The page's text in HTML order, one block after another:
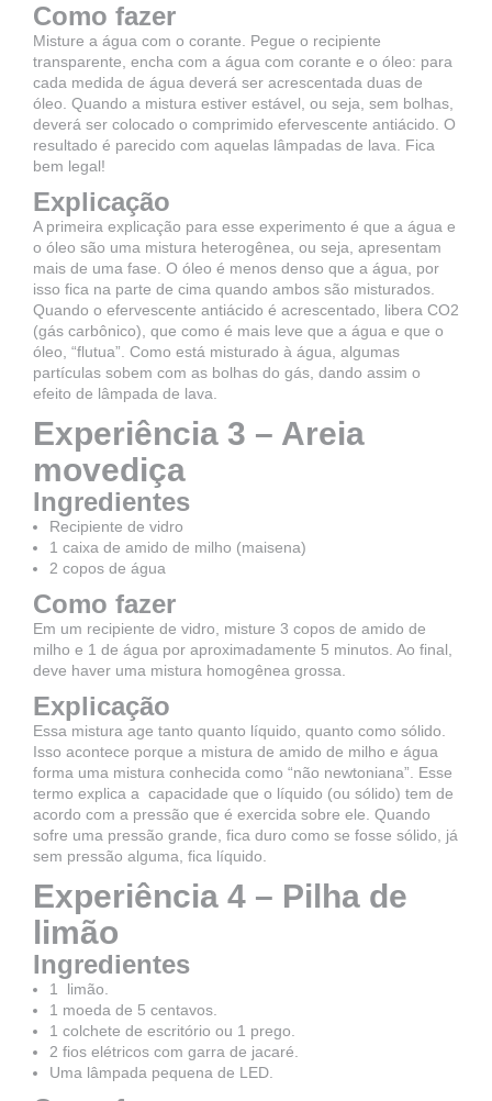
Como fazer
Misture a água com o corante. Pegue o recipiente
transparente, encha com a água com corante e o óleo: para
cada medida de água deverá ser acrescentada duas de
óleo. Quando a mistura estiver estável, ou seja, sem bolhas,
deverá ser colocado o comprimido efervescente antiácido. O
resultado é parecido com aquelas lâmpadas de lava. Fica
bem legal!
Explicação
A primeira explicação para esse experimento é que a água e
o óleo são uma mistura heterogênea, ou seja, apresentam
mais de uma fase. O óleo é menos denso que a água, por
isso fica na parte de cima quando ambos são misturados.
Quando o efervescente antiácido é acrescentado, libera CO2
(gás carbônico), que como é mais leve que a água e que o
óleo, “flutua”. Como está misturado à água, algumas
partículas sobem com as bolhas do gás, dando assim o
efeito de lâmpada de lava.
Experiência 3 – Areia
movediça
Ingredientes
Recipiente de vidro
1 caixa de amido de milho (maisena)
2 copos de água
Como fazer
Em um recipiente de vidro, misture 3 copos de amido de
milho e 1 de água por aproximadamente 5 minutos. Ao final,
deve haver uma mistura homogênea grossa.
Explicação
Essa mistura age tanto quanto líquido, quanto como sólido.
Isso acontece porque a mistura de amido de milho e água
forma uma mistura conhecida como “não newtoniana”. Esse
termo explica a capacidade que o líquido (ou sólido) tem de
acordo com a pressão que é exercida sobre ele. Quando
sofre uma pressão grande, fica duro como se fosse sólido, já
sem pressão alguma, fica líquido.
Experiência 4 – Pilha de
limão
Ingredientes
1 limão.
1 moeda de 5 centavos.
1 colchete de escritório ou 1 prego.
2 fios elétricos com garra de jacaré.
Uma lâmpada pequena de LED.